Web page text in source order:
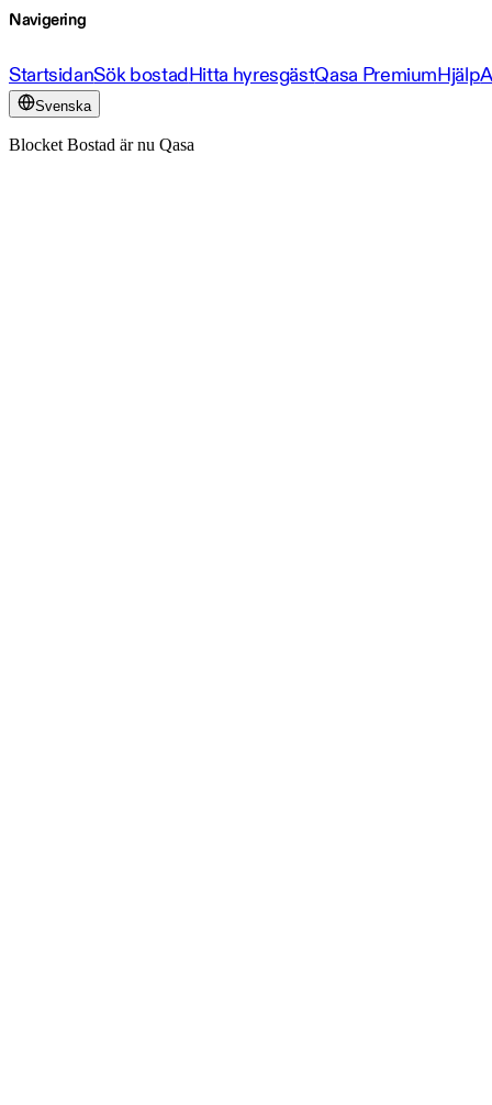
Navigering
StartsidanSök bostadHitta hyresgästQasa PremiumHjälp
Svenska
Blocket Bostad är nu Qasa